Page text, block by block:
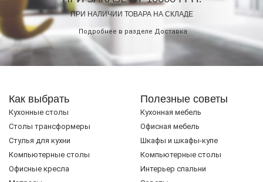
ПРИ НАЛИЧИИ ТОВАРА НА СКЛАДЕ
Подробнее в разделе Доставка
Как выбрать
Кухонные столы
Cтолы трансформеры
Стулья для кухни
Компьютерные столы
Офисные кресла
Полезные советы
Кухонная мебель
Офисная мебель
Шкафы и шкафы-купе
Компьютерные столы
Интерьер спальни